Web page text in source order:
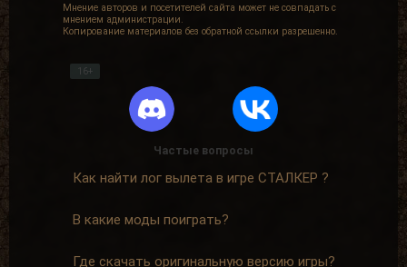
Мнение авторов и посетителей сайта может не совпадать с
мнением администрации.
Копирование материалов без обратной ссылки разрешенно.
16+
Частые вопросы
Как найти лог вылета в игре СТАЛКЕР ?
В какие моды поиграть?
Где скачать оригинальную версию игры?